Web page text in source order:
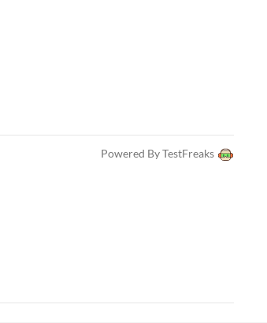
Powered By TestFreaks